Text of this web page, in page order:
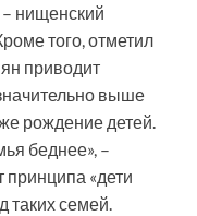
– нищенский
того, отметил
приводит
выше
рождение детей.
беднее», –
принципа «дети
таких семей.